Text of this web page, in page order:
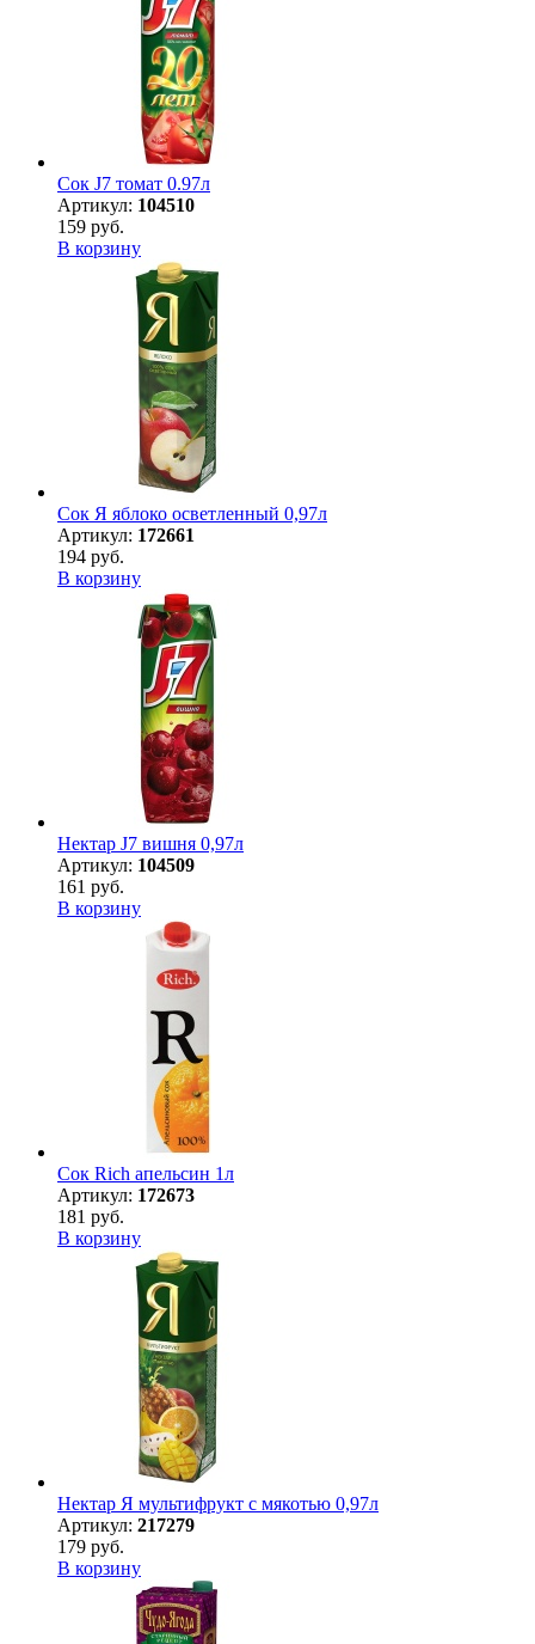
Сок J7 томат 0.97л
Артикул: 104510
159 руб.
В корзину
Сок Я яблоко осветленный 0,97л
Артикул: 172661
194 руб.
В корзину
Нектар J7 вишня 0,97л
Артикул: 104509
161 руб.
В корзину
Сок Rich апельсин 1л
Артикул: 172673
181 руб.
В корзину
Нектар Я мультифрукт с мякотью 0,97л
Артикул: 217279
179 руб.
В корзину